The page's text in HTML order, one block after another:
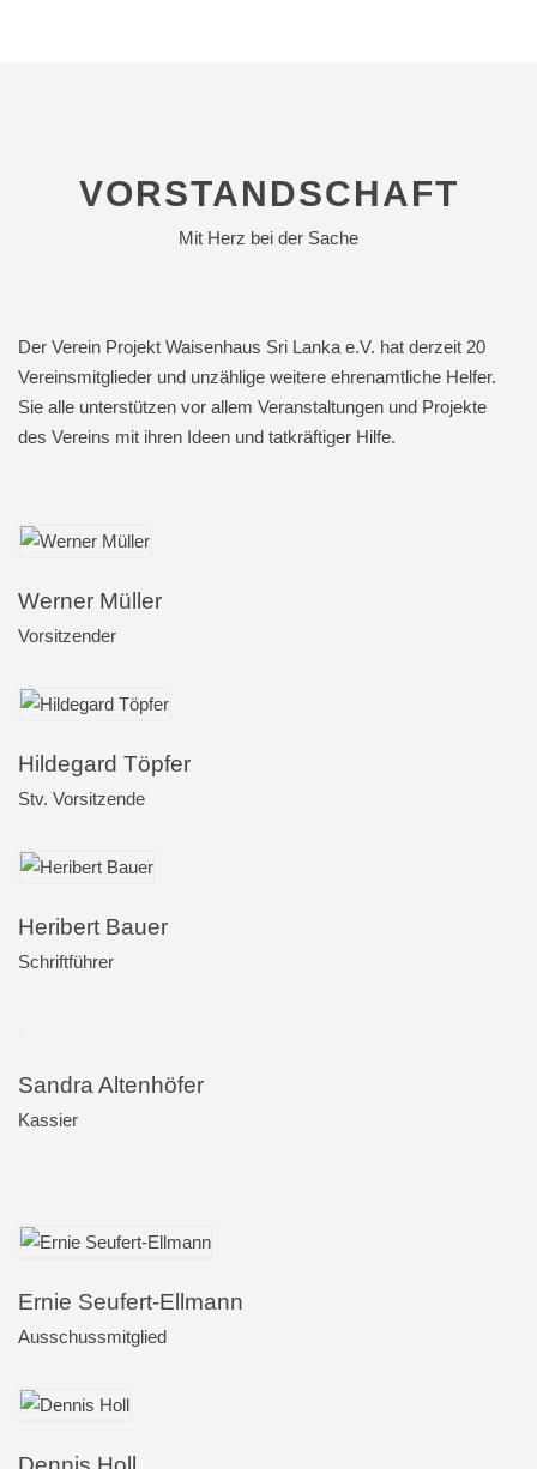
VORSTANDSCHAFT
Mit Herz bei der Sache
Der Verein Projekt Waisenhaus Sri Lanka e.V. hat derzeit 20
Vereinsmitglieder und unzählige weitere ehrenamtliche Helfer.
Sie alle unterstützen vor allem Veranstaltungen und Projekte
des Vereins mit ihren Ideen und tatkräftiger Hilfe.
Werner Müller
Vorsitzender
Hildegard Töpfer
Stv. Vorsitzende
Heribert Bauer
Schriftführer
Sandra Altenhöfer
Kassier
Ernie Seufert-Ellmann
Ausschussmitglied